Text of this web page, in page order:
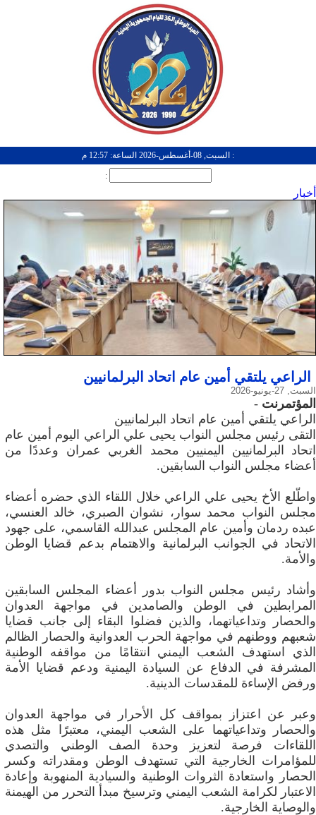
: السبت, 08-أغسطس-2026 الساعة: 12:57 م
:
أخبار
الراعي يلتقي أمين عام اتحاد البرلمانيين
السبت, 27-يونيو-2026
المؤتمرنت -
الراعي يلتقي أمين عام اتحاد البرلمانيين
التقى رئيس مجلس النواب يحيى علي الراعي اليوم أمين عام
اتحاد البرلمانيين اليمنيين محمد الغربي عمران وعددًا من
أعضاء مجلس النواب السابقين.
واطّلع الأخ يحيى علي الراعي خلال اللقاء الذي حضره أعضاء
مجلس النواب محمد سوار، نشوان الصبري، خالد العنسي،
عبده ردمان وأمين عام المجلس عبدالله القاسمي، على جهود
الاتحاد في الجوانب البرلمانية والاهتمام بدعم قضايا الوطن
والأمة.
وأشاد رئيس مجلس النواب بدور أعضاء المجلس السابقين
المرابطين في الوطن والصامدين في مواجهة العدوان
والحصار وتداعياتهما، والذين فضلوا البقاء إلى جانب قضايا
شعبهم ووطنهم في مواجهة الحرب العدوانية والحصار الظالم
الذي استهدف الشعب اليمني انتقامًا من مواقفه الوطنية
المشرفة في الدفاع عن السيادة اليمنية ودعم قضايا الأمة
ورفض الإساءة للمقدسات الدينية.
وعبر عن اعتزاز بمواقف كل الأحرار في مواجهة العدوان
والحصار وتداعياتهما على الشعب اليمني، معتبرًا مثل هذه
اللقاءات فرصة لتعزيز وحدة الصف الوطني والتصدي
للمؤامرات الخارجية التي تستهدف الوطن ومقدراته وكسر
الحصار واستعادة الثروات الوطنية والسيادية المنهوبة وإعادة
الاعتبار لكرامة الشعب اليمني وترسيخ مبدأ التحرر من الهيمنة
والوصاية الخارجية.